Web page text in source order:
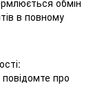
в повному
про